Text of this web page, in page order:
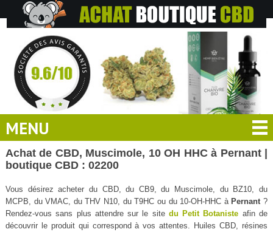
MENU
Achat de CBD, Muscimole, 10 OH HHC à Pernant |
boutique CBD : 02200
Vous désirez acheter du CBD, du CB9, du Muscimole, du BZ10, du
MCPB, du VMAC, du THV N10, du T9HC ou du 10-OH-HHC à Pernant ?
Rendez-vous sans plus attendre sur le site du Petit Botaniste afin de
découvrir le produit qui correspond à vos attentes. Huiles CBD, résines